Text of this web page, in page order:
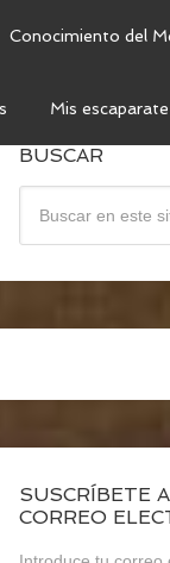
Conocimiento del
Mis
BUSCAR
SUSCRÍBETE
CORREO